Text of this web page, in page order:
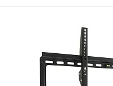
В
Сравнение
В избранное